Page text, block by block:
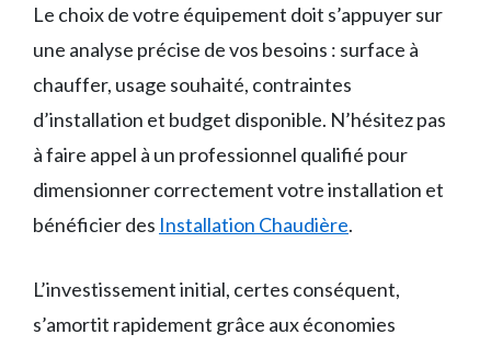
Le choix de votre équipement doit s’appuyer sur
une analyse précise de vos besoins : surface à
chauffer, usage souhaité, contraintes
d’installation et budget disponible. N’hésitez pas
à faire appel à un professionnel qualifié pour
dimensionner correctement votre installation et
bénéficier des Installation Chaudière.
L’investissement initial, certes conséquent,
s’amortit rapidement grâce aux économies